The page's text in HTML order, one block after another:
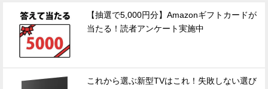
【抽選で5,000円分】Amazonギフトカードが
当たる！読者アンケート実施中
これから選ぶ新型TVはこれ！失敗しない選び